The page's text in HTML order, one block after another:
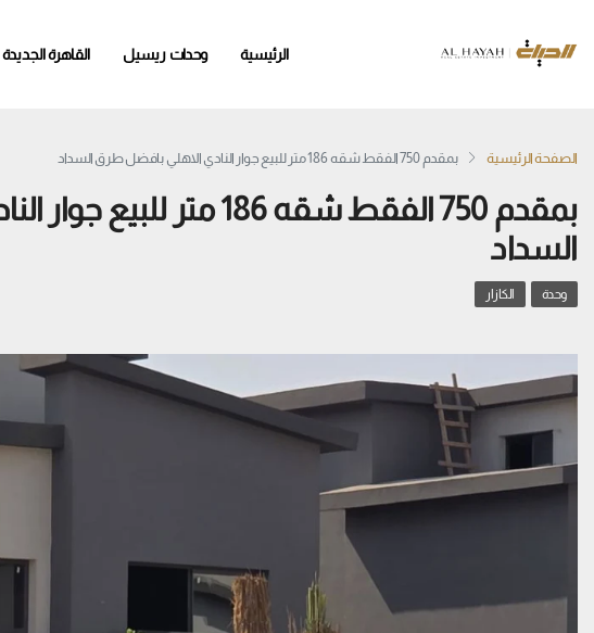
الرئيسية وحدات ريسيل القاهرة الجديدة
الصفحة الرئيسية بمقدم 750 الفقط شقه 186 متر للبيع جوار النادي الاهلي بافضل طرق السداد
بمقدم 750 الفقط شقه 186
السداد
وحدة الكازار